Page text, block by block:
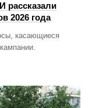
рассказали
2026 года
касающиеся